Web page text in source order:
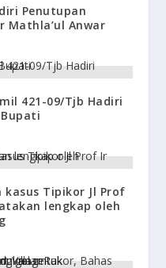
Penutupan
Mathla’ul Anwar
421-09/Tjb Hadiri
Bupati
Tipikor Jl Prof
lengkap oleh